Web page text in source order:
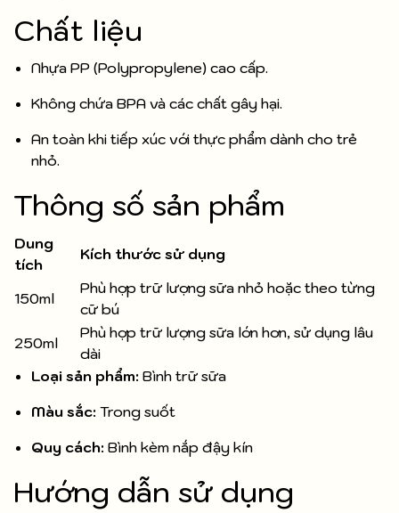
Chất liệu
Nhựa PP (Polypropylene) cao cấp.
Không chứa BPA và các chất gây hại.
An toàn khi tiếp xúc với thực phẩm dành cho trẻ
nhỏ.
Thông số sản phẩm
Dung
tích
Kích thước sử dụng
150ml
Phù hợp trữ lượng sữa nhỏ hoặc theo từng
cữ bú
250ml
Phù hợp trữ lượng sữa lớn hơn, sử dụng lâu
dài
Loại sản phẩm: Bình trữ sữa
Màu sắc: Trong suốt
Quy cách: Bình kèm nắp đậy kín
Hướng dẫn sử dụng